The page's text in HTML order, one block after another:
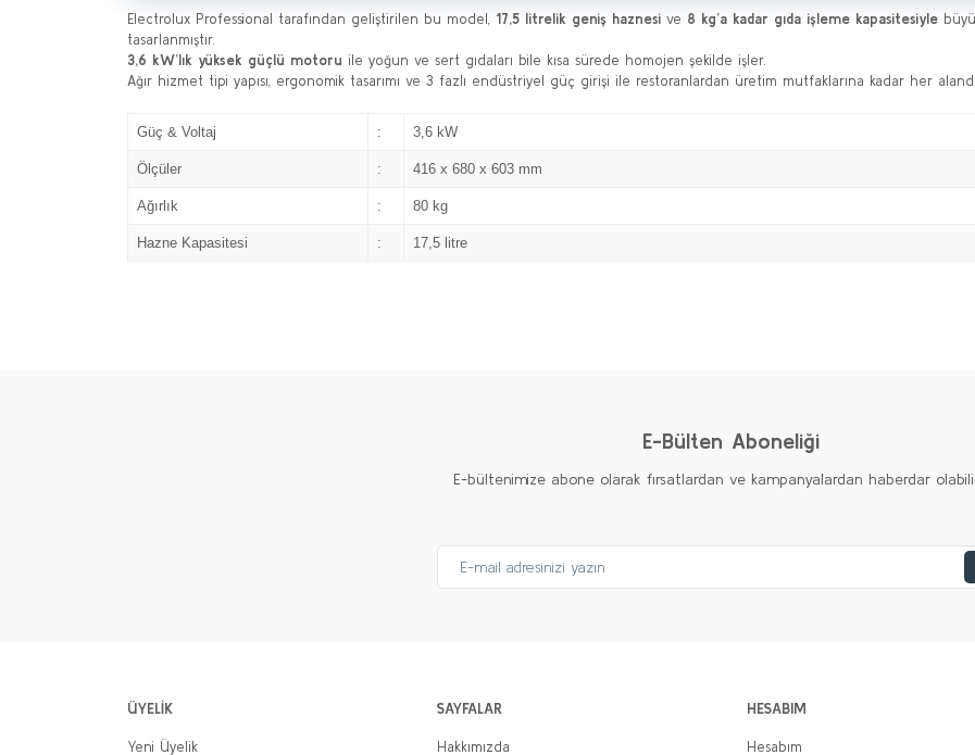
Electrolux Professional tarafından geliştirilen bu model, 17,5 litrelik geniş haznesi ve 8 kg’a kadar gıda işleme kapasitesiyle
tasarlanmıştır.
3,6 kW’lık yüksek güçlü motoru ile yoğun ve sert gıdaları bile kısa sürede homojen şekilde işler.
Ağır hizmet tipi yapısı, ergonomik tasarımı ve 3 fazlı endüstriyel güç girişi ile restoranlardan üretim mutfaklarına kadar her
Güç & Voltaj : 3,6 kW
Ölçüler : 416 x 680 x 603 mm
Ağırlık : 80 kg
Hazne Kapasitesi : 17,5 litre
E-Bülten Aboneliği
E-bültenimize abone olarak fırsatlardan ve kampanyalardan haberdar
ÜYELİK
Yeni Üyelik
SAYFALAR
Hakkımızda
HESABIM
Hesabım